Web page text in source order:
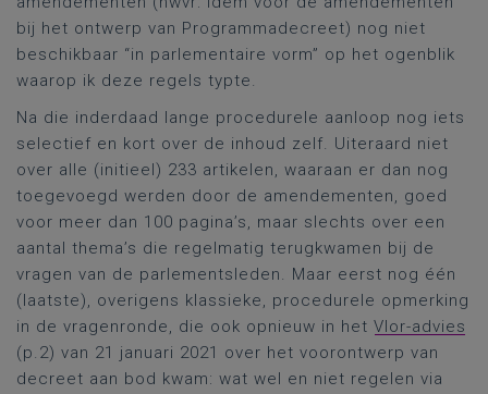
bij het ontwerp van Programmadecreet) nog niet
beschikbaar “in parlementaire vorm” op het ogenblik
waarop ik deze regels typte.
Na die inderdaad lange procedurele aanloop nog iets
selectief en kort over de inhoud zelf. Uiteraard niet
over alle (initieel) 233 artikelen, waaraan er dan nog
toegevoegd werden door de amendementen, goed
voor meer dan 100 pagina’s, maar slechts over een
aantal thema’s die regelmatig terugkwamen bij de
vragen van de parlementsleden. Maar eerst nog één
(laatste), overigens klassieke, procedurele opmerking
in de vragenronde, die ook opnieuw in het Vlor-advies
(p.2) van 21 januari 2021 over het voorontwerp van
decreet aan bod kwam: wat wel en niet regelen via